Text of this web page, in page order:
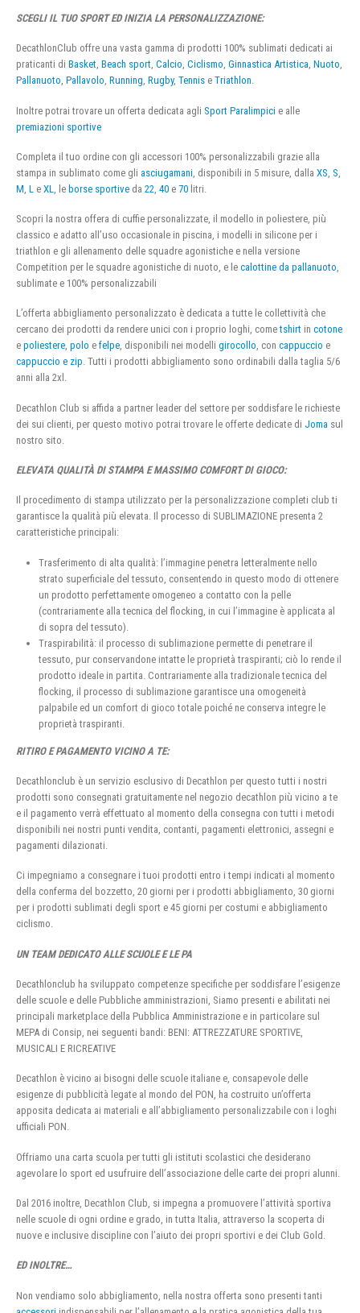
SCEGLI IL TUO SPORT ED INIZIA LA PERSONALIZZAZIONE:
DecathlonClub offre una vasta gamma di prodotti 100% sublimati dedicati ai
praticanti di Basket, Beach sport, Calcio, Ciclismo, Ginnastica Artistica, Nuoto,
Pallanuoto, Pallavolo, Running, Rugby, Tennis e Triathlon.
Inoltre potrai trovare un offerta dedicata agli Sport Paralimpici e alle
premiazioni sportive
Completa il tuo ordine con gli accessori 100% personalizzabili grazie alla
stampa in sublimato come gli asciugamani , disponibili in 5 misure, dalla XS S
M L e XL , le borse sportive da 22 40 e 70 litri.
Scopri la nostra offera di cuffie personalizzate, il modello in poliestere, più
classico e adatto all’uso occasionale in piscina, i modelli in silicone per i
triathlon e gli allenamento delle squadre agonistiche e nella versione
Competition per le squadre agonistiche di nuoto, e le calottine da pallanuoto,
sublimate e 100% personalizzabili
L’offerta abbigliamento personalizzato è dedicata a tutte le collettività che
cercano dei prodotti da rendere unici con i proprio loghi, cometshirt in cotone
e poliestere, polo e felpe, disponibili nei modelli girocollo, con cappuccio e
cappuccio e zip. Tutti i prodotti abbigliamento sono ordinabili dalla taglia 5/6
anni alla 2xl.
Decathlon Club si affida a partner leader del settore per soddisfare le richieste
dei sui clienti, per questo motivo potrai trovare le offerte dedicate di Joma sul
nostro sito.
ELEVATA QUALITÀ DI STAMPA E MASSIMO COMFORT DI GIOCO:
Il procedimento di stampa utilizzato per la personalizzazione completi club ti
garantisce la qualità più elevata. Il processo di SUBLIMAZIONE presenta 2
caratteristiche principali:
Trasferimento di alta qualità: l’immagine penetra letteralmente nello
strato superficiale del tessuto, consentendo in questo modo di ottenere
un prodotto perfettamente omogeneo a contatto con la pelle
(contrariamente alla tecnica del flocking, in cui l’immagine è applicata al
di sopra del tessuto).
Traspirabilità: il processo di sublimazione permette di penetrare il
tessuto, pur conservandone intatte le proprietà traspiranti; ciò lo rende il
prodotto ideale in partita. Contrariamente alla tradizionale tecnica del
flocking, il processo di sublimazione garantisce una omogeneità
palpabile ed un comfort di gioco totale poiché ne conserva integre le
proprietà traspiranti.
RITIRO E PAGAMENTO VICINO A TE:
Decathlonclub è un servizio esclusivo di Decathlon per questo tutti i nostri
prodotti sono consegnati gratuitamente nel negozio decathlon più vicino a te
e il pagamento verrà effettuato al momento della consegna con tutti i metodi
disponibili nei nostri punti vendita, contanti, pagamenti elettronici, assegni e
pagamenti dilazionati.
Ci impegniamo a consegnare i tuoi prodotti entro i tempi indicati al momento
della conferma del bozzetto, 20 giorni per i prodotti abbigliamento, 30 giorni
per i prodotti sublimati degli sport e 45 giorni per costumi e abbigliamento
ciclismo.
UN TEAM DEDICATO ALLE SCUOLE E LE PA
Decathlonclub ha sviluppato competenze specifiche per soddisfare l’esigenze
delle scuole e delle Pubbliche amministrazioni, Siamo presenti e abilitati nei
principali marketplace della Pubblica Amministrazione e in particolare sul
MEPA di Consip, nei seguenti bandi: BENI: ATTREZZATURE SPORTIVE,
MUSICALI E RICREATIVE
Decathlon è vicino ai bisogni delle scuole italiane e, consapevole delle
esigenze di pubblicità legate al mondo del PON, ha costruito un’offerta
apposita dedicata ai materiali e all’abbigliamento personalizzabile con i loghi
ufficiali PON.
Offriamo una carta scuola per tutti gli istituti scolastici che desiderano
agevolare lo sport ed usufruire dell’associazione delle carte dei propri alunni.
Dal 2016 inoltre, Decathlon Club, si impegna a promuovere l’attività sportiva
nelle scuole di ogni ordine e grado, in tutta Italia, attraverso la scoperta di
nuove e inclusive discipline con l’aiuto dei propri sportivi e dei Club Gold.
ED INOLTRE…
Non vendiamo solo abbigliamento, nella nostra offerta sono presenti tanti